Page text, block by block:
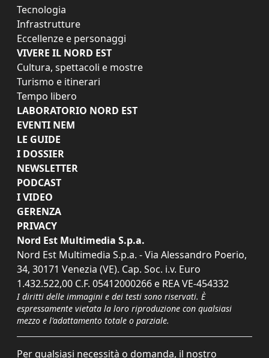
Tecnologia
Infrastrutture
Eccellenze e personaggi
VIVERE IL NORD EST
Cultura, spettacoli e mostre
Turismo e itinerari
Tempo libero
LABORATORIO NORD EST
EVENTI NEM
LE GUIDE
I DOSSIER
NEWSLETTER
PODCAST
I VIDEO
GERENZA
PRIVACY
Nord Est Multimedia S.p.a.
Nord Est Multimedia S.p.a. - Via Alessandro Poerio,
34, 30171 Venezia (VE). Cap. Soc. i.v. Euro
1.432.522,00 C.F. 05412000266 e REA VE-454332
I diritti delle immagini e dei testi sono riservati. È
espressamente vietata la loro riproduzione con qualsiasi
mezzo e l'adattamento totale o parziale.
Per qualsiasi necessità o domanda, il nostro